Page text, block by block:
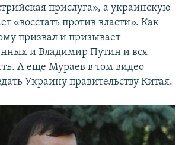
прислуга», а украинскую
«восстать против власти». Как
призвал и призывает
и Владимир Путин и вся
А еще Мураев в том видео
Украину правительству Китая.